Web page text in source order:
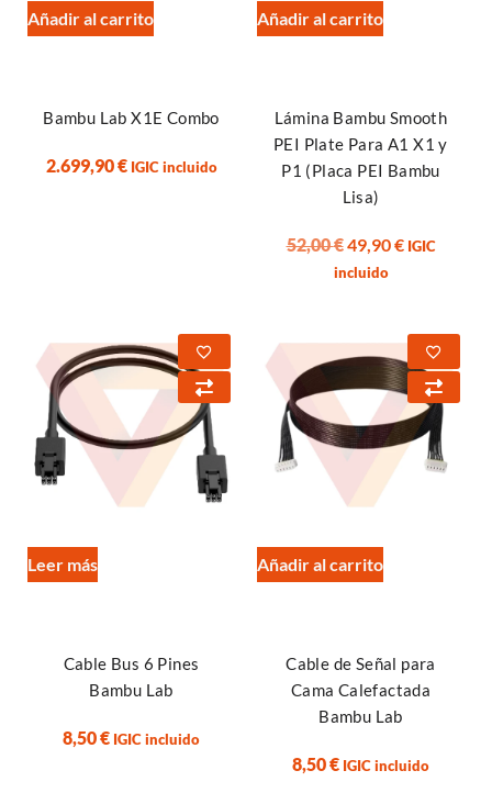
Añadir al carrito
Bambu Lab X1E Combo
2.699,90€ IGIC incluido
Añadir al carrito
Lámina Bambu Smooth
PEI Plate Para A1 X1 y
P1 (Placa PEI Bambu
Lisa)
52,00€49,90€ IGIC
incluido
Leer más
Cable Bus 6 Pines
Bambu Lab
8,50€ IGIC incluido
Añadir al carrito
Cable de Señal para
Cama Calefactada
Bambu Lab
8,50€ IGIC incluido